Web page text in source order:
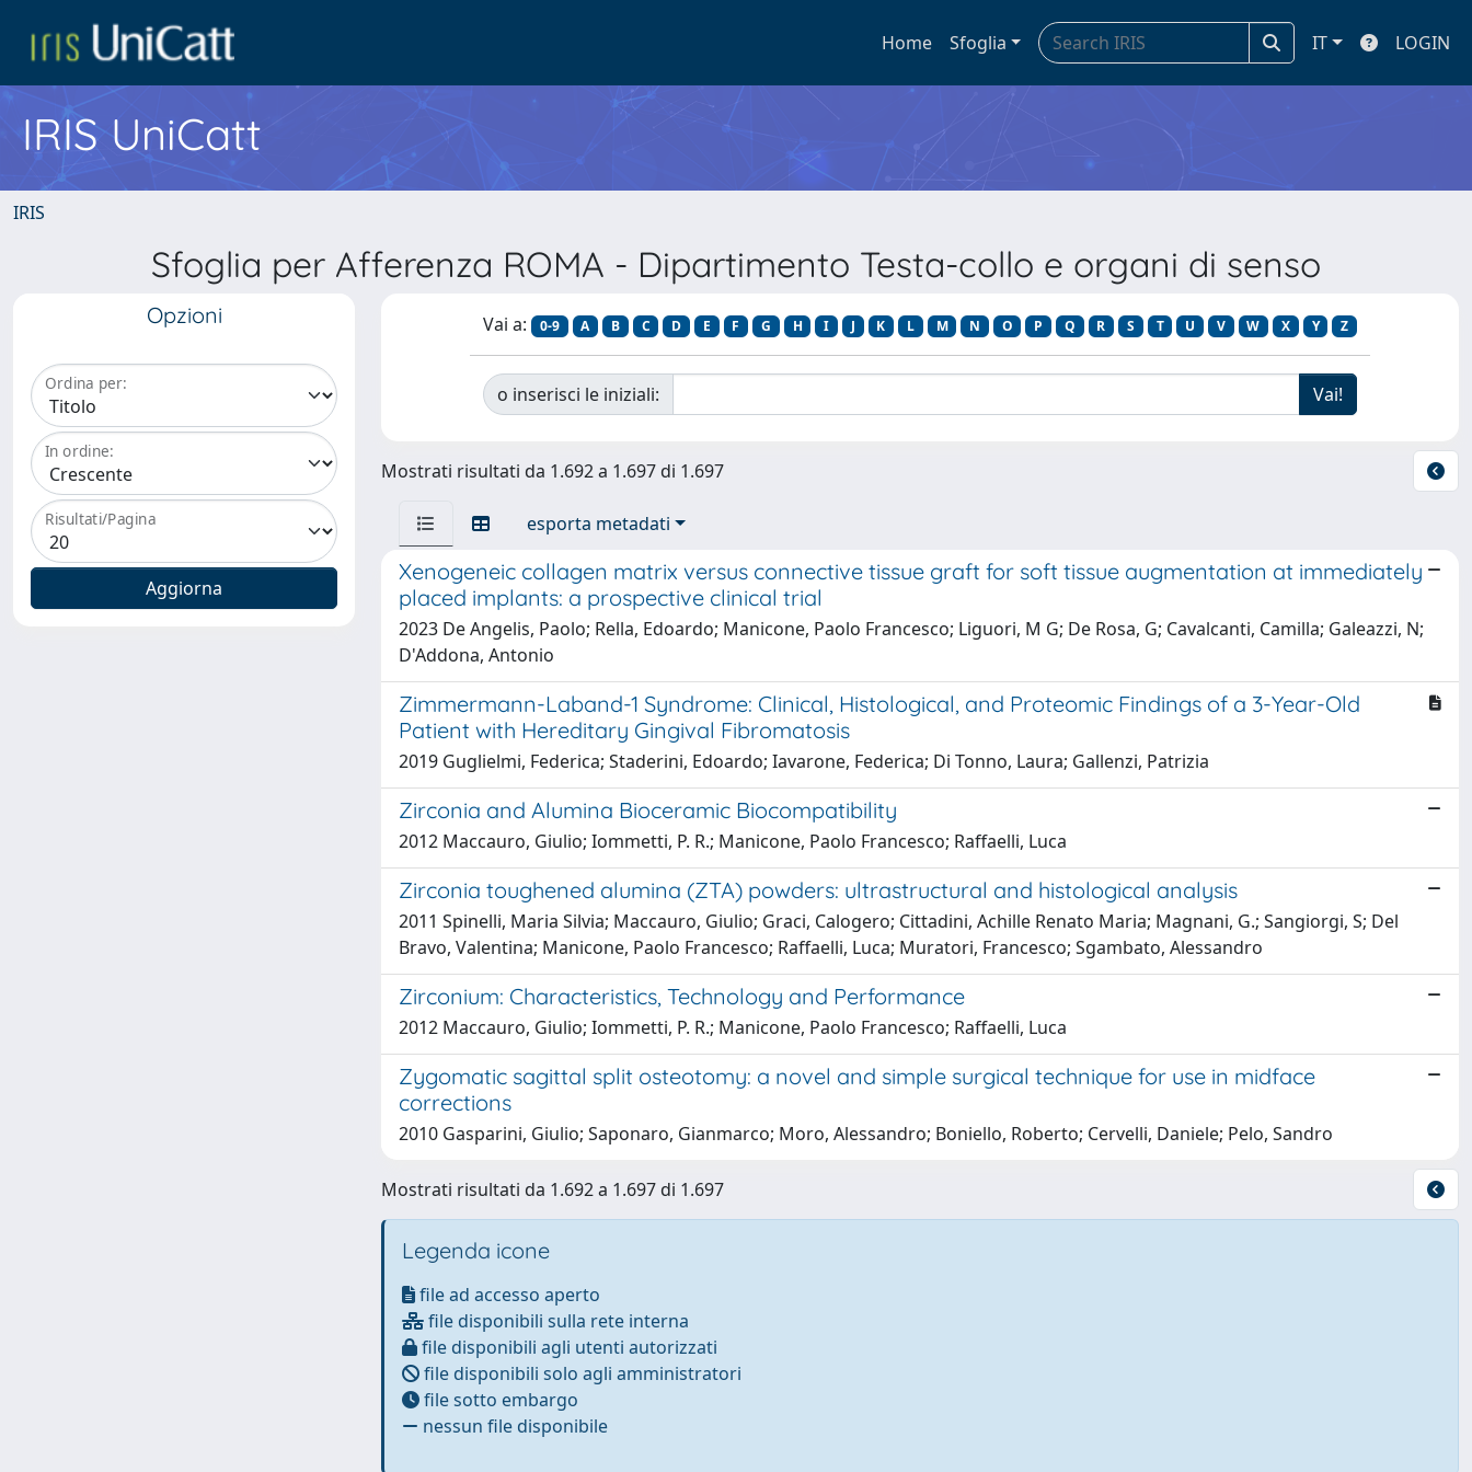
Home Sfoglia IT LOGIN
IRIS UniCatt
IRIS
Sfoglia per Afferenza ROMA - Dipartimento Testa-collo e organi di senso
Opzioni
Ordina per:
In ordine:
Risultati/Pagina
Vai a: 0-9 A B C D E F G H I J K L M N O P Q R S T U V W X Y Z
o inserisci le iniziali:
Mostrati risultati da 1.692 a 1.697 di 1.697
esporta metadati
Xenogeneic collagen matrix versus connective tissue graft for soft tissue augmentation at immediately
placed implants: a prospective clinical trial
2023 De Angelis, Paolo; Rella, Edoardo; Manicone, Paolo Francesco; Liguori, M G; De Rosa, G; Cavalcanti, Camilla; Galeazzi, N;
D'Addona, Antonio
Zimmermann-Laband-1 Syndrome: Clinical, Histological, and Proteomic Findings of a 3-Year-Old
Patient with Hereditary Gingival Fibromatosis
2019 Guglielmi, Federica; Staderini, Edoardo; Iavarone, Federica; Di Tonno, Laura; Gallenzi, Patrizia
Zirconia and Alumina Bioceramic Biocompatibility
2012 Maccauro, Giulio; Iommetti, P. R.; Manicone, Paolo Francesco; Raffaelli, Luca
Zirconia toughened alumina (ZTA) powders: ultrastructural and histological analysis
2011 Spinelli, Maria Silvia; Maccauro, Giulio; Graci, Calogero; Cittadini, Achille Renato Maria; Magnani, G.; Sangiorgi, S; Del
Bravo, Valentina; Manicone, Paolo Francesco; Raffaelli, Luca; Muratori, Francesco; Sgambato, Alessandro
Zirconium: Characteristics, Technology and Performance
2012 Maccauro, Giulio; Iommetti, P. R.; Manicone, Paolo Francesco; Raffaelli, Luca
Zygomatic sagittal split osteotomy: a novel and simple surgical technique for use in midface
corrections
2010 Gasparini, Giulio; Saponaro, Gianmarco; Moro, Alessandro; Boniello, Roberto; Cervelli, Daniele; Pelo, Sandro
Mostrati risultati da 1.692 a 1.697 di 1.697
Legenda icone
file ad accesso aperto
file disponibili sulla rete interna
file disponibili agli utenti autorizzati
file disponibili solo agli amministratori
file sotto embargo
nessun file disponibile